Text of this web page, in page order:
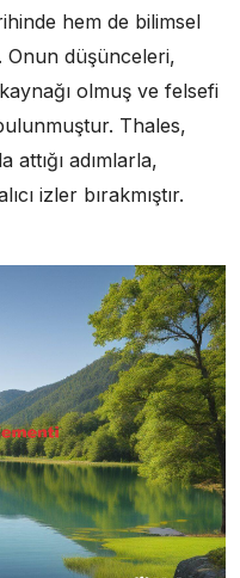
hem de bilimsel
düşünceleri,
olmuş ve felsefi
Thales,
attığı adımlarla,
izler bırakmıştır.